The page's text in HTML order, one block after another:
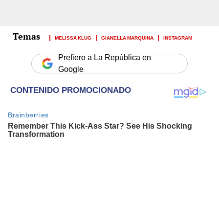
MELISSA KLUG GIANELLA MARQUINA INSTAGRAM
Prefiero a La República en
Google